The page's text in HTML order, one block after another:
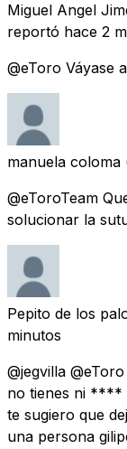
Miguel Angel
reportó hace 2
@eToro
manuela coloma
@eToroTeam
solucionar la
Pepito de los
minutos
@jegvilla
no tienes ni ****
te sugiero que
una persona